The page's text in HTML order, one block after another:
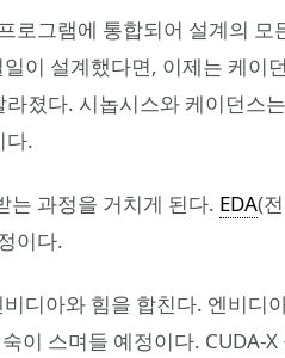
로그램에 통합되어 설계의 모
이 설계했다면, 이제는 케이
졌다. 시놉시스와 케이던스
다.
는 과정을 거치게 된다. EDA(
이다.
디아와 힘을 합친다. 엔비디
이 스며들 예정이다. CUDA-X